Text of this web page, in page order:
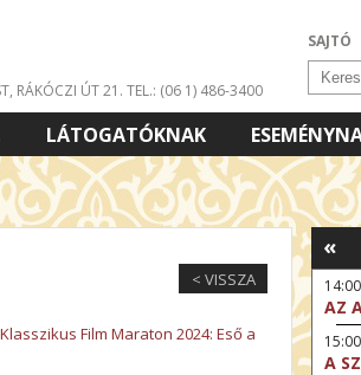
SAJTÓ
RÁKÓCZI ÚT 21. TEL.: (06 1) 486-3400
LÁTOGATÓKNAK
< VISSZA
Film Maraton 2024: Eső a
«
AZ
A